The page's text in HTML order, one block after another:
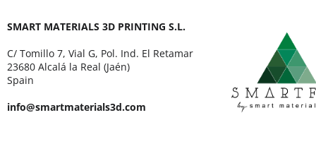
SMART MATERIALS 3D PRINTING S.L.
C/ Tomillo 7, Vial G, Pol. Ind. El Retamar
23680 Alcalá la Real (Jaén)
Spain
info@smartmaterials3d.com